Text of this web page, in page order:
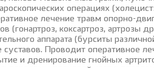
операциях
лечение травм опорно-
(гонартроз, коксартроз, артрозы
аппарата (бурситы
Проводит оперативное
и дренирование гнойных